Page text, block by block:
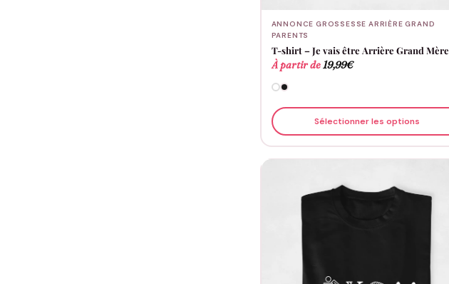
ANNONCE GROSSESSE ARRIÈRE GRAND
PARENTS
T-shirt – Je vais être Arrière Grand Mère
À partir de19,99€
Sélectionner les options